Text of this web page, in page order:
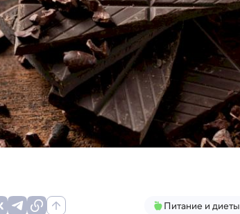
Питание и диеты